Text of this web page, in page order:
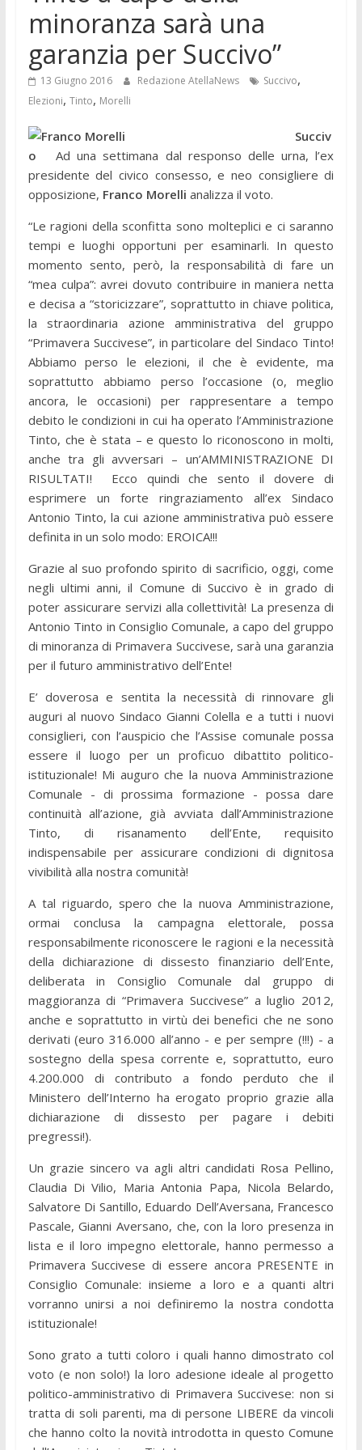
minoranza sarà una
garanzia per Succivo”
13 Giugno 2016 Redazione AtellaNews Succivo,
Elezioni, Tinto, Morelli
Succiv
o
Ad una settimana dal responso delle urna, l’ex
presidente del civico consesso, e neo consigliere di
opposizione, Franco Morelli analizza il voto.
“Le ragioni della sconfitta sono molteplici e ci saranno
tempi e luoghi opportuni per esaminarli. In questo
momento sento, però, la responsabilità di fare un
“mea culpa”: avrei dovuto contribuire in maniera netta
e decisa a “storicizzare”, soprattutto in chiave politica,
la straordinaria azione amministrativa del gruppo
“Primavera Succivese”, in particolare del Sindaco Tinto!
Abbiamo perso le elezioni, il che è evidente, ma
soprattutto abbiamo perso l’occasione (o, meglio
ancora, le occasioni) per rappresentare a tempo
debito le condizioni in cui ha operato l’Amministrazione
Tinto, che è stata – e questo lo riconoscono in molti,
anche tra gli avversari – un’AMMINISTRAZIONE DI
RISULTATI! Ecco quindi che sento il dovere di
esprimere un forte ringraziamento all’ex Sindaco
Antonio Tinto, la cui azione amministrativa può essere
definita in un solo modo: EROICA!!!
Grazie al suo profondo spirito di sacrificio, oggi, come
negli ultimi anni, il Comune di Succivo è in grado di
poter assicurare servizi alla collettività! La presenza di
Antonio Tinto in Consiglio Comunale, a capo del gruppo
di minoranza di Primavera Succivese, sarà una garanzia
per il futuro amministrativo dell’Ente!
E’ doverosa e sentita la necessità di rinnovare gli
auguri al nuovo Sindaco Gianni Colella e a tutti i nuovi
consiglieri, con l’auspicio che l’Assise comunale possa
essere il luogo per un proficuo dibattito politico-
istituzionale! Mi auguro che la nuova Amministrazione
Comunale - di prossima formazione - possa dare
continuità all’azione, già avviata dall’Amministrazione
Tinto, di risanamento dell’Ente, requisito
indispensabile per assicurare condizioni di dignitosa
vivibilità alla nostra comunità!
A tal riguardo, spero che la nuova Amministrazione,
ormai conclusa la campagna elettorale, possa
responsabilmente riconoscere le ragioni e la necessità
della dichiarazione di dissesto finanziario dell’Ente,
deliberata in Consiglio Comunale dal gruppo di
maggioranza di “Primavera Succivese” a luglio 2012,
anche e soprattutto in virtù dei benefici che ne sono
derivati (euro 316.000 all’anno - e per sempre (!!!) - a
sostegno della spesa corrente e, soprattutto, euro
4.200.000 di contributo a fondo perduto che il
Ministero dell’Interno ha erogato proprio grazie alla
dichiarazione di dissesto per pagare i debiti
pregressi!).
Un grazie sincero va agli altri candidati Rosa Pellino,
Claudia Di Vilio, Maria Antonia Papa, Nicola Belardo,
Salvatore Di Santillo, Eduardo Dell’Aversana, Francesco
Pascale, Gianni Aversano, che, con la loro presenza in
lista e il loro impegno elettorale, hanno permesso a
Primavera Succivese di essere ancora PRESENTE in
Consiglio Comunale: insieme a loro e a quanti altri
vorranno unirsi a noi definiremo la nostra condotta
istituzionale!
Sono grato a tutti coloro i quali hanno dimostrato col
voto (e non solo!) la loro adesione ideale al progetto
politico-amministrativo di Primavera Succivese: non si
tratta di soli parenti, ma di persone LIBERE da vincoli
che hanno colto la novità introdotta in questo Comune